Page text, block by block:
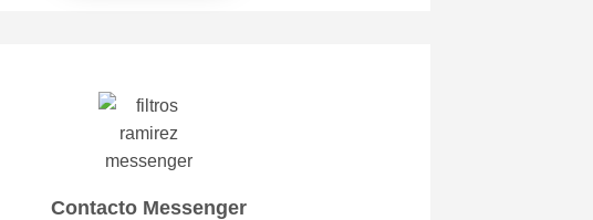
Contacto Messenger